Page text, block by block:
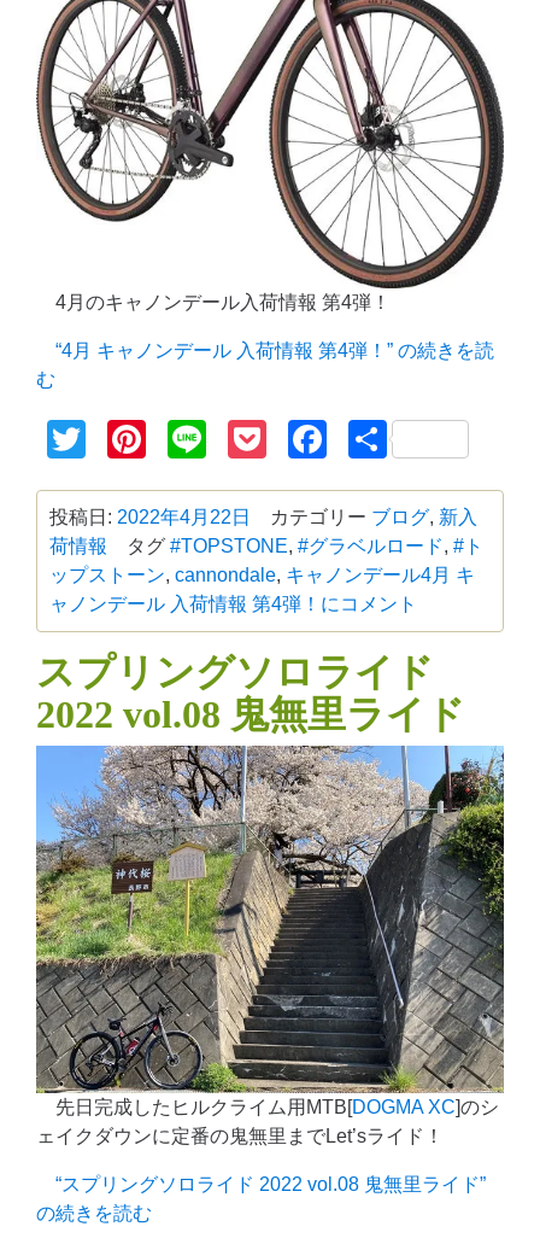
4月のキャノンデール入荷情報 第4弾！
“4月 キャノンデール 入荷情報 第4弾！” の続きを読
む
TwitterPinterest
Line PocketFacebook
共
投稿日: 2022年4月22日 カテゴリー ブログ, 新入
荷情報
タグ #TOPSTONE, #グラベルロード, #ト
ップストーン, cannondale, キャノンデール4月 キ
ャノンデール 入荷情報 第4弾！に コメント
スプリングソロライド
2022 vol.08 鬼無里ライド
先日完成したヒルクライム用MTB[DOGMA XC]のシ
ェイクダウンに定番の鬼無里までLet’sライド！
“スプリングソロライド 2022 vol.08 鬼無里ライド”
の続きを読む